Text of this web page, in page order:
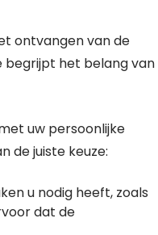
ontvangen van de
begrijpt het belang van
uw persoonlijke
de juiste keuze:
u nodig heeft, zoals
dat de